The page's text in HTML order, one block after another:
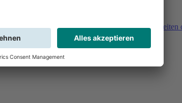
Sie haben Fragen,
Buchung?